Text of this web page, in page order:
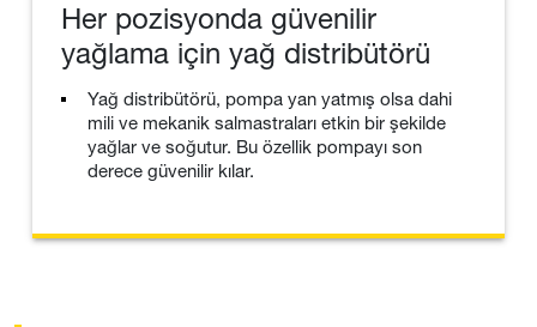
Her pozisyonda güvenilir
yağlama için yağ distribütörü
Yağ distribütörü, pompa yan yatmış olsa dahi
mili ve mekanik salmastraları etkin bir şekilde
yağlar ve soğutur. Bu özellik pompayı son
derece güvenilir kılar.